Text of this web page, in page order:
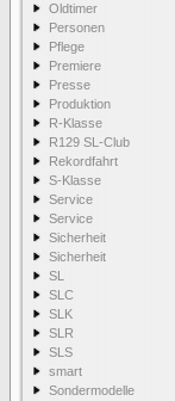
Oldtimer
Personen
Pflege
Premiere
Presse
Produktion
R-Klasse
R129 SL-Club
Rekordfahrt
S-Klasse
Service
Service
Sicherheit
Sicherheit
SL
SLC
SLK
SLR
SLS
smart
Sondermodelle